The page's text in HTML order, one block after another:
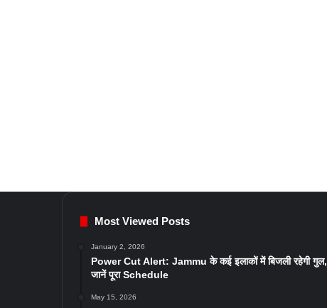
Most Viewed Posts
January 2, 2026
Power Cut Alert: Jammu के कई इलाकों में बिजली रहेगी गुल,
जानें पूरा Schedule
May 15, 2026